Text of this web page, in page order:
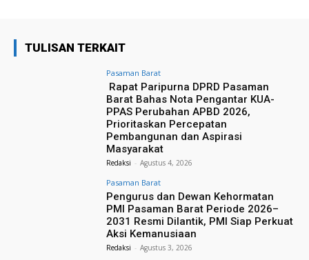
TULISAN TERKAIT
Pasaman Barat
Rapat Paripurna DPRD Pasaman
Barat Bahas Nota Pengantar KUA-
PPAS Perubahan APBD 2026,
Prioritaskan Percepatan
Pembangunan dan Aspirasi
Masyarakat
Redaksi - Agustus 4, 2026
Pasaman Barat
Pengurus dan Dewan Kehormatan
PMI Pasaman Barat Periode 2026–
2031 Resmi Dilantik, PMI Siap Perkuat
Aksi Kemanusiaan
Redaksi - Agustus 3, 2026